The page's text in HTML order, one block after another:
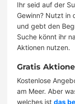
Ihr seid auf der
Gewinn? Nutzt in
und gebt den
Suche könnt ihr
Aktionen nutzen.
Gratis
Kostenlose
am Meer. Aber
welches ist das